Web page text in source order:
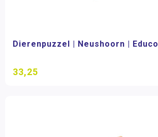
Dierenpuzzel | Neushoorn | Educo
33,25